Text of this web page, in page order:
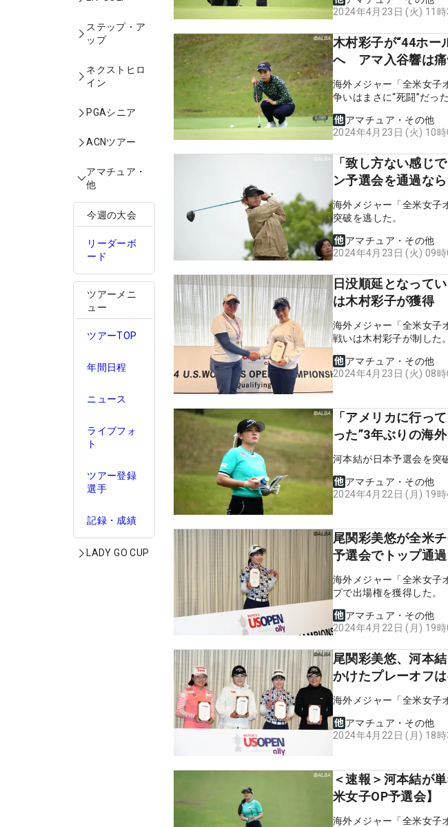
ステップ・ア
ップ
ネクストヒロ
イン
PGAシニア
ACNツアー
アマチュア・
他
今週の大会
リーダーボ
ード
ツアーメニ
ュー
ツアーTOP
年間日程
ニュース
ライブフォ
ト
ツアー登録
選手
記録・成績
LADY GO CUP
2024年4月23日 (火) 11
木村彩子が“44ホー
へ アマ入谷響は痛
海外メジャー「全米女子
争いはまさに“死闘”だった
アマチュア・その他
2024年4月23日 (火) 10
「致し方ない感じ
ン予選会を通過な
海外メジャー「全米女子
突破を逃した。
アマチュア・その他
2024年4月23日 (火) 09
日没順延となって
は木村彩子が獲得
海外メジャー「全米女子
戦いは木村彩子が制した。
アマチュア・その他
2024年4月23日 (火) 08
「アメリカに行っ
った”3年ぶりの海
河本結が日本予選会を突
アマチュア・その他
2024年4月22日 (月) 19
尾関彩美悠が全米
予選会でトップ通
海外メジャー「全米女子
プで出場権を獲得した。
アマチュア・その他
2024年4月22日 (月) 19
尾関彩美悠、河本
かけたプレーオフ
海外メジャー「全米女子
アマチュア・その他
2024年4月22日 (月) 18
＜速報＞河本結が
米女子OP予選会】
海外メジャー「全米女子